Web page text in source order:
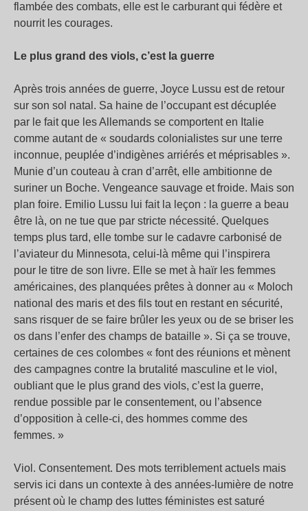
flambée des combats, elle est le carburant qui fédère et
nourrit les courages.
Le plus grand des viols, c’est la guerre
Après trois années de guerre, Joyce Lussu est de retour
sur son sol natal. Sa haine de l’occupant est décuplée
par le fait que les Allemands se comportent en Italie
comme autant de « soudards colonialistes sur une terre
inconnue, peuplée d’indigènes arriérés et méprisables ».
Munie d’un couteau à cran d’arrêt, elle ambitionne de
suriner un Boche. Vengeance sauvage et froide. Mais son
plan foire. Emilio Lussu lui fait la leçon : la guerre a beau
être là, on ne tue que par stricte nécessité. Quelques
temps plus tard, elle tombe sur le cadavre carbonisé de
l’aviateur du Minnesota, celui-là même qui l’inspirera
pour le titre de son livre. Elle se met à haïr les femmes
américaines, des planquées prêtes à donner au « Moloch
national des maris et des fils tout en restant en sécurité,
sans risquer de se faire brûler les yeux ou de se briser les
os dans l’enfer des champs de bataille ». Si ça se trouve,
certaines de ces colombes « font des réunions et mènent
des campagnes contre la brutalité masculine et le viol,
oubliant que le plus grand des viols, c’est la guerre,
rendue possible par le consentement, ou l’absence
d’opposition à celle-ci, des hommes comme des
femmes. »
Viol. Consentement. Des mots terriblement actuels mais
servis ici dans un contexte à des années-lumière de notre
présent où le champ des luttes féministes est saturé